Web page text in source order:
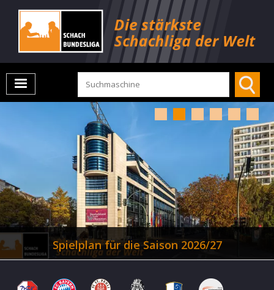
27
Nationalspieler Blübaum und
zur OSG Baden-Baden